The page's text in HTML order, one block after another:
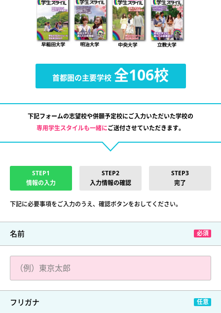
首都圏の主要学校 全106校
下記フォームの志望校や併願予定校にご入力いただいた学校の
専用学生スタイルも一緒にご送付させていただきます。
STEP1
情報の入力
STEP2
入力情報の確認
STEP3
完了
下記に必要事項をご入力のうえ、確認ボタンをおしてください。
名前
フリガナ